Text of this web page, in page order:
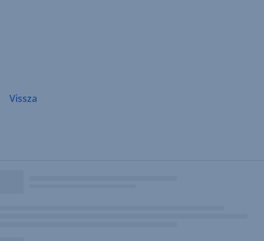
Vissza